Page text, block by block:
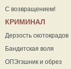
С возвращением!
КРИМИНАЛ
Дерзость скотокрадов
Бандитская воля
ОПЭгэшник и обрез